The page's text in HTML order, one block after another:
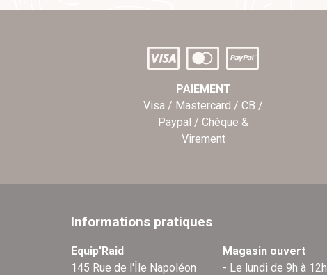
PAIEMENT
Visa / Mastercard / CB /
Paypal / Chèque &
Virement
Informations pratiques
Equip'Raid
145 Rue de l'Île Napoléon
Magasin ouvert
- Le lundi de 9h à 12h